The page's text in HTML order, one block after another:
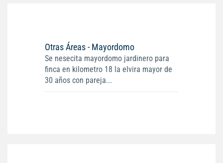
Otras Áreas - Mayordomo
Se nesecita mayordomo jardinero para
finca en kilometro 18 la elvira mayor de
30 años con pareja...